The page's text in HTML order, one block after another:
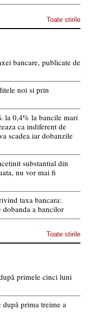
Toate stirile
bancare, publicate de
noi si prin
la 0,4% la bancile mari
ca indiferent de
scadea iar dobanzile
substantial din
nu vor mai fi
taxa bancara:
a bancilor
Toate stirile
primele cinci luni
prima treime a